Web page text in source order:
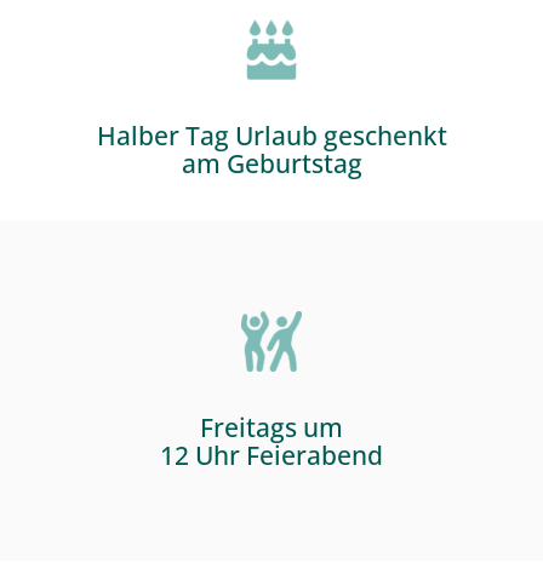
Halber Tag Urlaub geschenkt
am Geburtstag
Freitags um
12 Uhr Feierabend